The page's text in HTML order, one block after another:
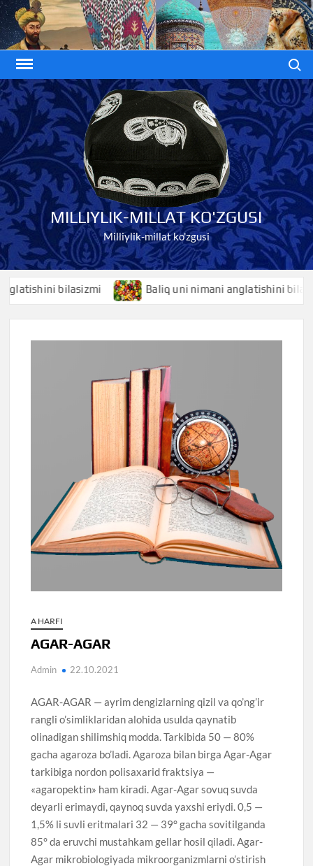
Skip
to
content
MILLIYLIK-MILLAT KO'ZGUSI
Milliylik-millat ko'zgusi
bilasizmi Baliq uni nimani anglatishini bilasizmi
A HARFI
AGAR-AGAR
Admin 22.10.2021
AGAR-AGAR — ayrim dengizlarning qizil va qo’ng’ir
rangli o’simliklaridan alohida usulda qaynatib
olinadigan shilimshiq modda. Tarkibida 50 — 80%
gacha agaroza bo’ladi. Agaroza bilan birga Agar-Agar
tarkibiga nordon polisaxarid fraktsiya —
«agaropektin» ham kiradi. Agar-Agar sovuq suvda
deyarli erimaydi, qaynoq suvda yaxshi eriydi. 0,5 —
1,5% li suvli eritmalari 32 — 39° gacha sovitilganda
85° da eruvchi mustahkam gellar hosil qiladi. Agar-
Agar mikrobiologiyada mikroorganizmlarni o’stirish